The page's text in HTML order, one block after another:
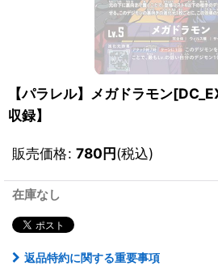
【パラレル】メガドラモン
収録】
販売価格: 780円(税込)
在庫なし
返品特約に関する重要事項